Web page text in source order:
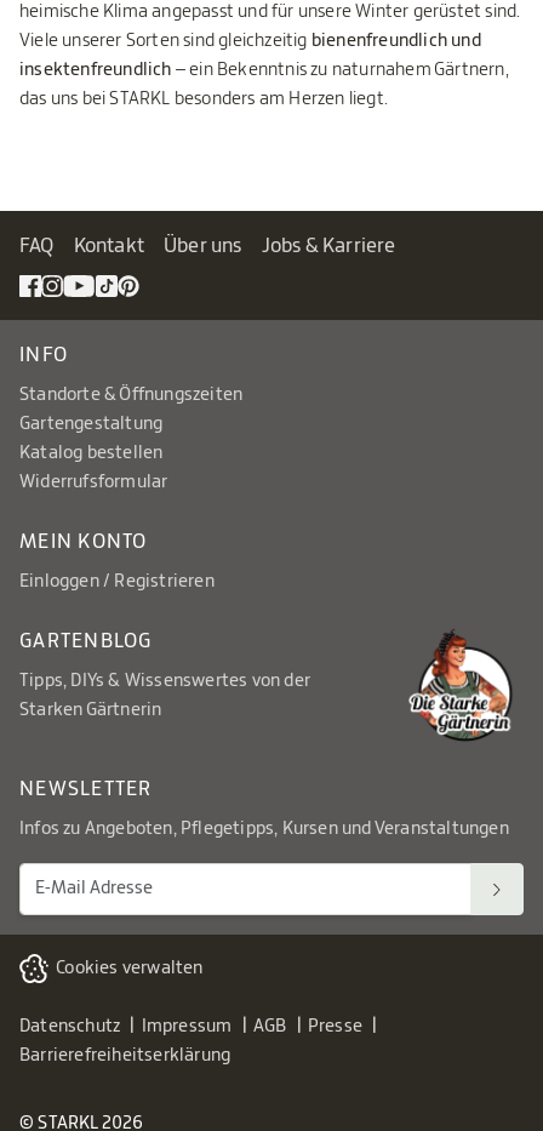
heimische Klima angepasst und für unsere Winter gerüstet sind.
Viele unserer Sorten sind gleichzeitig bienenfreundlich und
insektenfreundlich – ein Bekenntnis zu naturnahem Gärtnern,
das uns bei STARKL besonders am Herzen liegt.
FAQ Kontakt Über uns Jobs & Karriere
INFO
Standorte & Öffnungszeiten
Gartengestaltung
Katalog bestellen
Widerrufsformular
MEIN KONTO
Einloggen / Registrieren
GARTENBLOG
Tipps, DIYs & Wissenswertes von der
Starken Gärtnerin
NEWSLETTER
Infos zu Angeboten, Pflegetipps, Kursen und Veranstaltungen
Cookies verwalten
Datenschutz Impressum AGB
Presse
Barrierefreiheitserklärung
© STARKL 2026